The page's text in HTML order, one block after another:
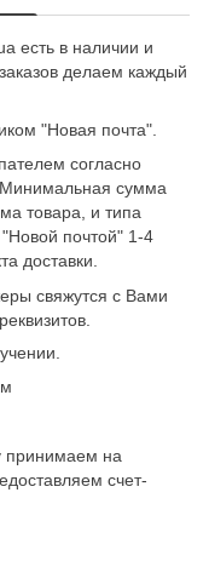
есть в наличии и
делаем каждый
"Новая почта".
согласно
сумма
товара, и типа
"Новой почтой" 1-4
доставки.
свяжутся с Вами
принимаем на
счет-